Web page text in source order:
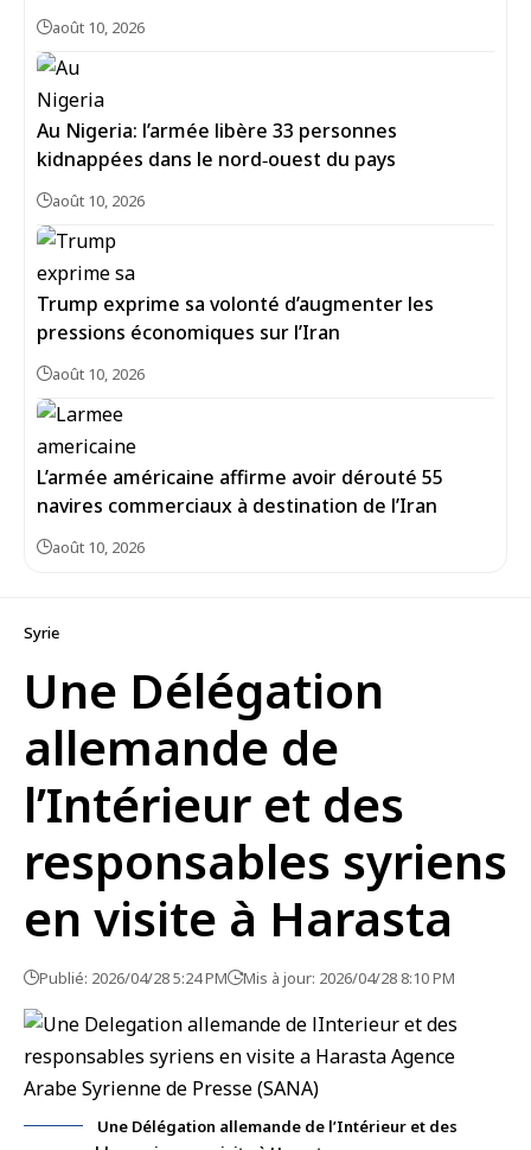
août 10, 2026
Au Nigeria: l’armée libère 33 personnes
kidnappées dans le nord‑ouest du pays
août 10, 2026
Trump exprime sa volonté d’augmenter les
pressions économiques sur l’Iran
août 10, 2026
L’armée américaine affirme avoir dérouté 55
navires commerciaux à destination de l’Iran
août 10, 2026
Syrie
Une Délégation
allemande de
l’Intérieur et des
responsables syriens
en visite à Harasta
Publié: 2026/04/28 5:24 PM Mis à jour: 2026/04/28 8:10 PM
Une Délégation allemande de l’Intérieur et des